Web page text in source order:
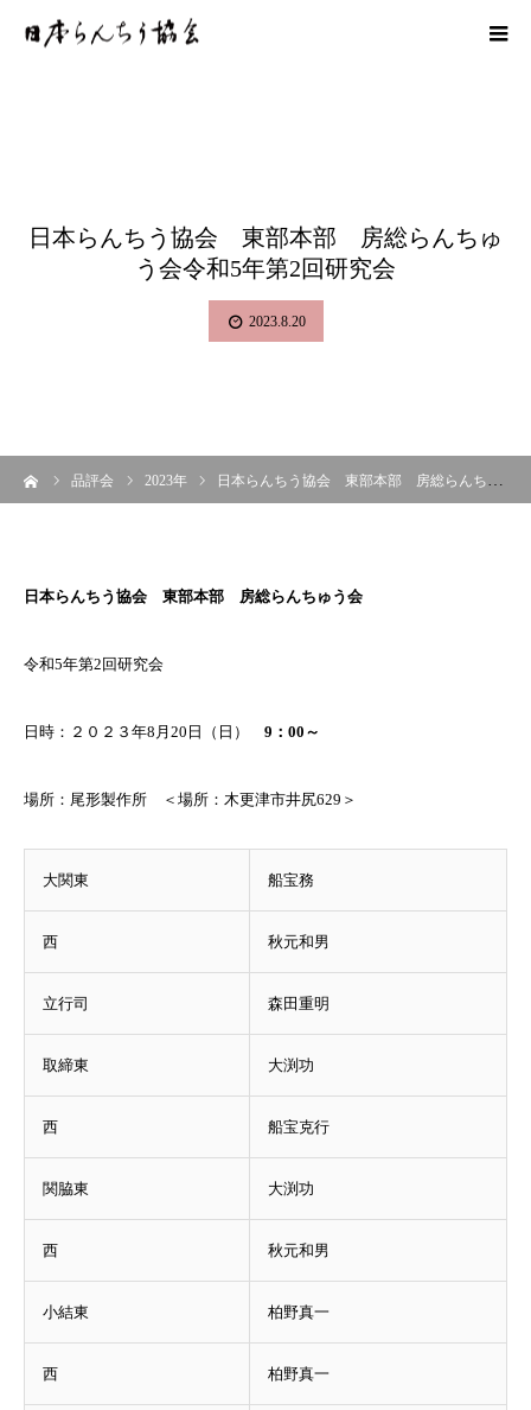
日本らんちう協会 東部本部 房総らんちゅ
う会令和5年第2回研究会
2023.8.20
品評会 2023年 日本らんちう協会 東部本部 房総らんちゅう会令和5年第2回研究会
日本らんちう協会 東部本部 房総らんちゅう会
令和5年第2回研究会
日時：２０２３年8月20日（日） 9：00～
場所：尾形製作所 ＜場所：木更津市井尻629＞
大関東 船宝務
西 秋元和男
立行司 森田重明
取締東 大渕功
西 船宝克行
関脇東 大渕功
西 秋元和男
小結東 柏野真一
西 柏野真一